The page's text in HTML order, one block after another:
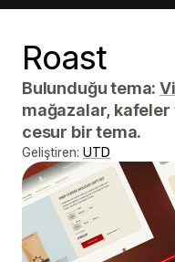
Roast
Bulunduğu tema:
mağazalar,
cesur bir tema.
Geliştiren: UTD